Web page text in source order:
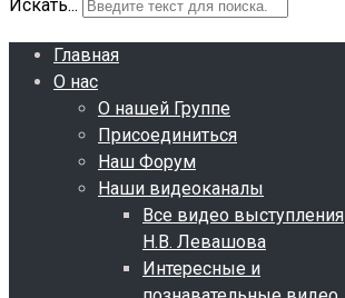
Искать...
Главная
О нас
О нашей Группе
Присоединиться
Наш Форум
Наши видеоканалы
Все видео выступления
Н.В. Левашова
Интересные и